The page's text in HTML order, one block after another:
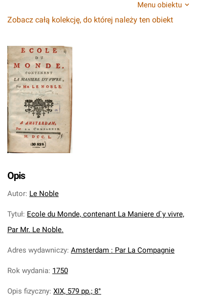
Menu obiektu
Zobacz całą kolekcję, do której należy ten obiekt
Opis
Autor: Le Noble
Tytuł: Ecole du Monde, contenant La Maniere d`y vivre,
Par Mr. Le Noble.
Adres wydawniczy: Amsterdam : Par La Compagnie
Rok wydania: 1750
Opis fizyczny: XIX, 579 pp.; 8°